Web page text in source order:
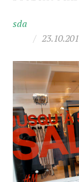
sda
/